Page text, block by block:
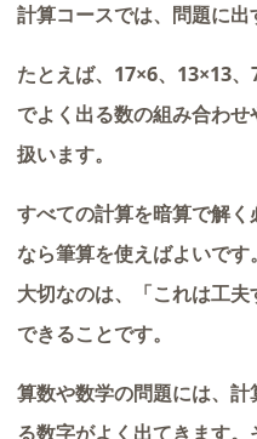
計算コースでは、問題に出
たとえば、17×6、13×13
でよく出る数の組み合わ
扱います。
すべての計算を暗算で解
なら筆算を使えばよいです。
大切なのは、「これは工
できることです。
算数や数学の問題には、
る数字がよく出てきます